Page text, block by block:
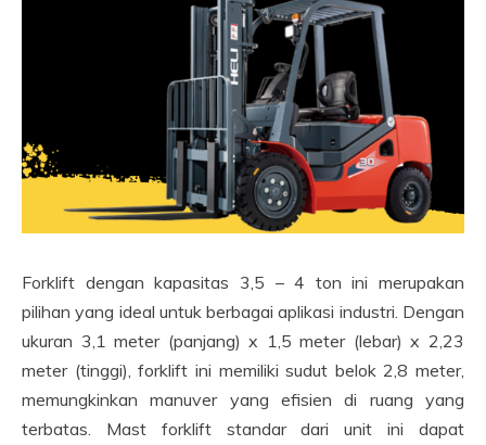
Forklift dengan kapasitas 3,5 – 4 ton ini merupakan
pilihan yang ideal untuk berbagai aplikasi industri. Dengan
ukuran 3,1 meter (panjang) x 1,5 meter (lebar) x 2,23
meter (tinggi), forklift ini memiliki sudut belok 2,8 meter,
memungkinkan manuver yang efisien di ruang yang
terbatas. Mast forklift standar dari unit ini dapat